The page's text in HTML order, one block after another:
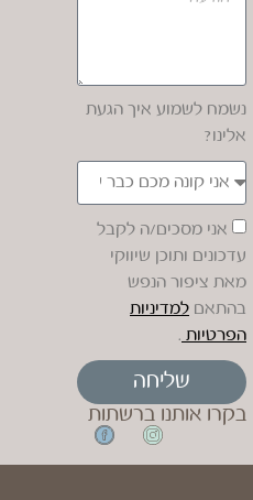
נשמח לשמוע איך הגעת
אלינו?
אני מסכים/ה לקבל
עדכונים ותוכן שיווקי
מאת ציפור הנפש
בהתאם למדיניות
הפרטיות .
שליחה
בקרו אותנו ברשתות